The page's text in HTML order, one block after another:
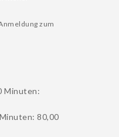
zum
Minuten:
80,00